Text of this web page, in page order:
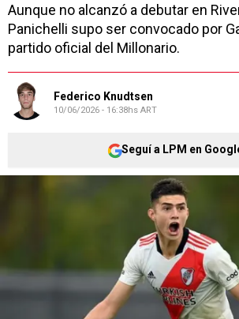
Aunque no alcanzó a debutar en
Panichelli supo ser convocado por
partido oficial del Millonario.
Federico Knudtsen
10/06/2026 - 16:38hs ART
Seguí a LPM en